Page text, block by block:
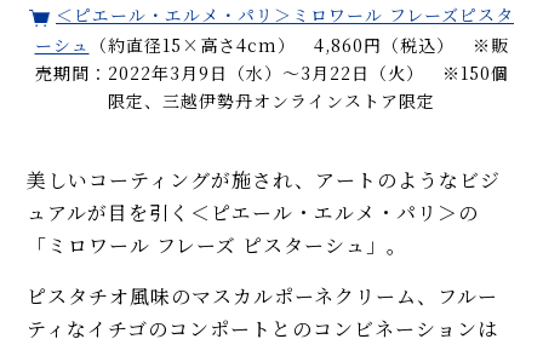
＜ピエール・エルメ・パリ＞ミロワール フレーズピスタ
ーシュ （約直径15×高さ4cm） 4,860円（税込） ※販
売期間：2022年3月9日（水）〜3月22日（火） ※150個
限定、三越伊勢丹オンラインストア限定
美しいコーティングが施され、アートのようなビジ
ュアルが目を引く＜ピエール・エルメ・パリ＞の
「ミロワール フレーズ ピスターシュ」。
ピスタチオ風味のマスカルポーネクリーム、フルー
ティなイチゴのコンポートとのコンビネーションは